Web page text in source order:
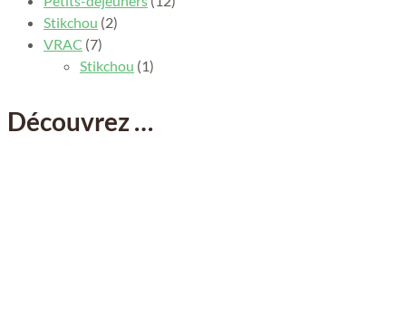
Stikchou (2)
VRAC (7)
Stikchou (1)
Découvrez …